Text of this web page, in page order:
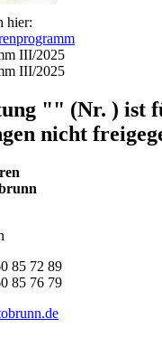
hier:
III/2025
III/2025
"" (Nr. ) ist
nicht
85 72 89
76 79